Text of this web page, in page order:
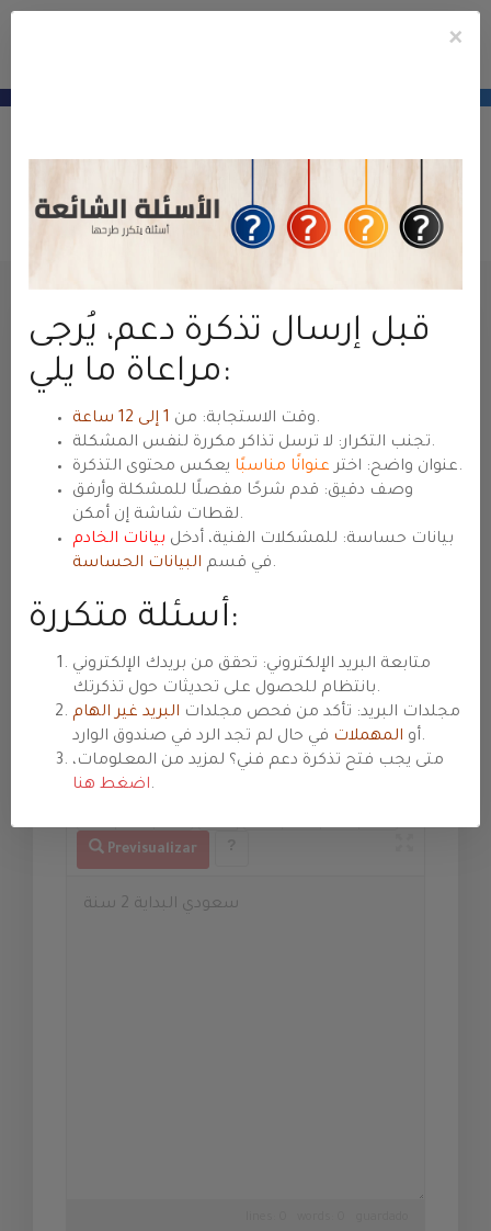
Abrir Ticket
Administración Área del Cliente
Enviar Ticket de Consulta
Nombre
Dirección de Email
Asunto
Prioridad
Mensaje
Previsualizar
×
قبل إرسال تذكرة دعم، يُرجى
مراعاة ما يلي:
وقت الاستجابة: من 1 إلى 12 ساعة
.
تجنب التكرار: لا ترسل تذاكر مكررة لنفس المشكلة.
عنوان واضح: اختر عنوانًا مناسبًا
يعكس محتوى التذكرة.
وصف دقيق: قدم شرحًا مفصلًا للمشكلة وأرفق
لقطات شاشة إن أمكن.
بيانات حساسة: للمشكلات الفنية، أدخل بيانات الخادم
في قسم البيانات الحساسة .
أسئلة متكررة:
متابعة البريد الإلكتروني: تحقق من بريدك الإلكتروني
بانتظام للحصول على تحديثات حول تذكرتك.
مجلدات البريد: تأكد من فحص مجلدات البريد غير الهام
أو المهملات
في حال لم تجد الرد في صندوق الوارد.
متى يجب فتح تذكرة دعم فني؟ لمزيد من المعلومات،
اضغط هنا.